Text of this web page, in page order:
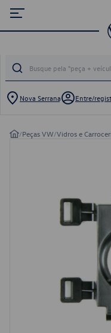
Nova Serrana Entre/
/Peças VW/Vidros e